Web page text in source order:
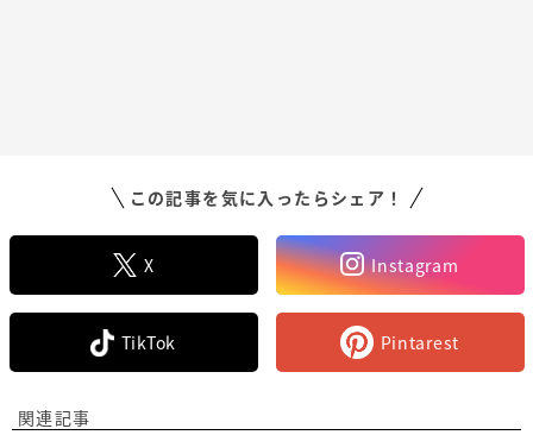
この記事を気に入ったらシェア！
X Instagram
TikTok Pintarest
関連記事